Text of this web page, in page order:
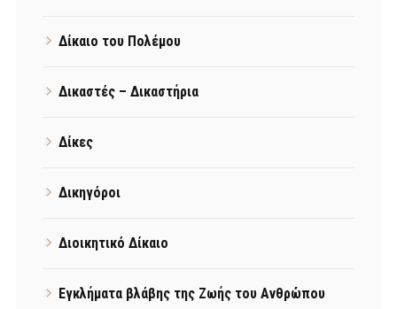
Δίκαιο του Πολέμου
Δικαστές – Δικαστήρια
Δίκες
Δικηγόροι
Διοικητικό Δίκαιο
Εγκλήματα βλάβης της Ζωής του Ανθρώπου